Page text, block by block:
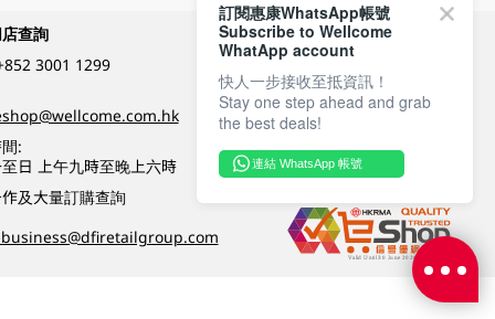
查詢
3001 1299
:
日 上午九時至晚上六時
及大量訂購查詢
付款方式
關注我們
訂閱惠康WhatsApp帳號
Subscribe to Wellcome
WhatApp account
快人一步接收至抵資訊！
Stay one step ahead and grab
the best deals!
連結 WhatsApp 帳號